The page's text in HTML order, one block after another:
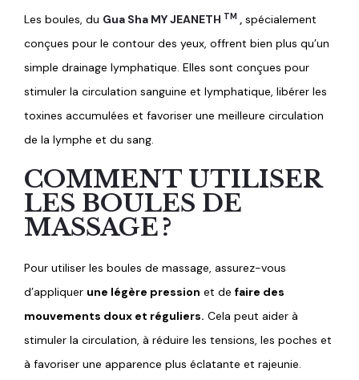
Les boules, du Gua Sha MY JEANETH TM , spécialement
conçues pour le contour des yeux, offrent bien plus qu’un
simple drainage lymphatique. Elles sont conçues pour
stimuler la circulation sanguine et lymphatique, libérer les
toxines accumulées et favoriser une meilleure circulation
de la lymphe et du sang.
COMMENT UTILISER
LES BOULES DE
MASSAGE ?
Pour utiliser les boules de massage, assurez-vous
d’appliquer une légère pression et de faire des
mouvements doux et réguliers. Cela peut aider à
stimuler la circulation, à réduire les tensions, les poches et
à favoriser une apparence plus éclatante et rajeunie.